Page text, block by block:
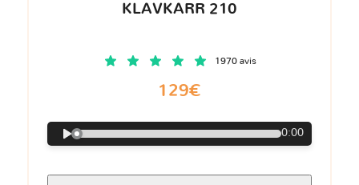
KLAVKARR 210
1970 avis
129€
0:00